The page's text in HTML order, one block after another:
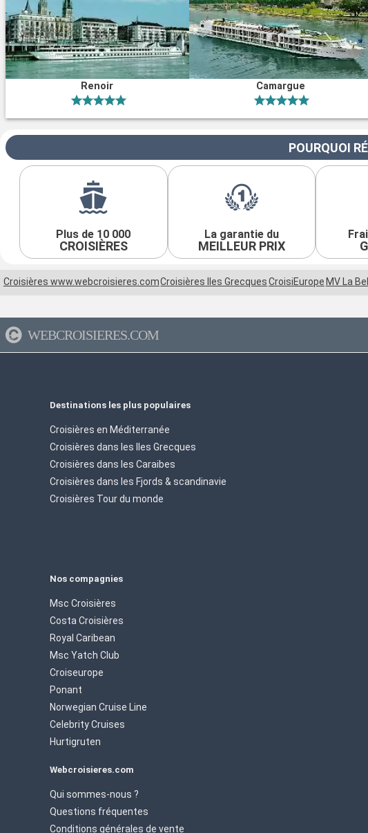
Renoir Camargue
POURQUOI
Plus de 10 000
CROISIÈRES
La garantie du
MEILLEUR PRIX
Croisières www.webcroisieres.comCroisières Iles GrecquesCroisiEurope MV La
WEBCROISIERES.COM
Destinations les plus populaires
Croisières en Méditerranée
Croisières dans les Iles Grecques
Croisières dans les Caraibes
Croisières dans les Fjords & scandinavie
Croisières Tour du monde
Nos compagnies
Msc Croisières
Costa Croisières
Royal Caribean
Msc Yatch Club
Croiseurope
Ponant
Norwegian Cruise Line
Celebrity Cruises
Hurtigruten
Webcroisieres.com
Qui sommes-nous ?
Questions fréquentes
Conditions générales de vente